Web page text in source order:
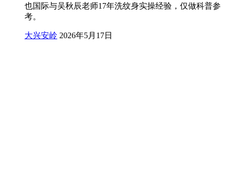
也国际与吴秋辰老师17年洗纹身实操经验，仅做科普参
考。
大兴安岭 2026年5月17日